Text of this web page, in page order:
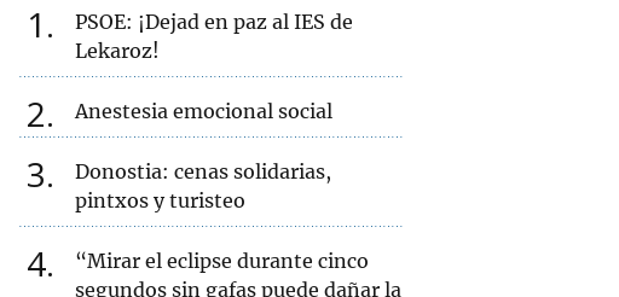
1
PSOE: ¡Dejad en paz al IES de
Lekaroz!
2 Anestesia emocional social
3
Donostia: cenas solidarias,
pintxos y turisteo
4
“Mirar el eclipse durante cinco
segundos sin gafas puede dañar la